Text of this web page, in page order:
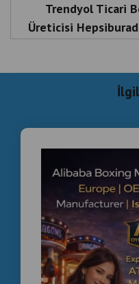
Trendyol Ticari
Üreticisi
Boks oyun
Çin Malı
Oyun salonu
Boks
Boks
Oyun salonu
Boxing
Boxing
Made in China
Coin-operated
Arcade